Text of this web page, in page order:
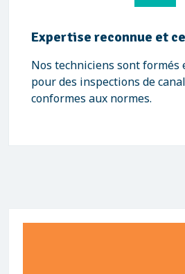
Expertise reconnue et
Nos techniciens sont formés
pour des inspections de
conformes aux normes.